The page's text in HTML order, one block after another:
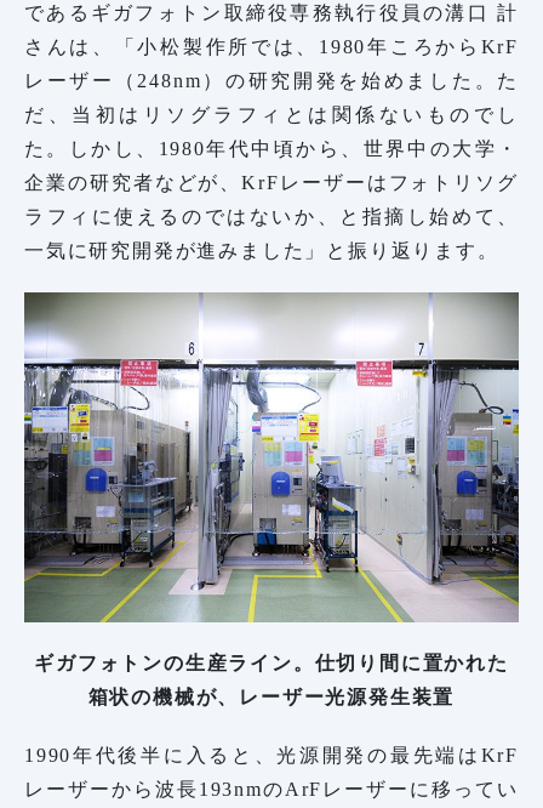
であるギガフォトン取締役専務執行役員の溝口 計
さんは、「小松製作所では、1980年ころからKrF
レーザー（248nm）の研究開発を始めました。た
だ、当初はリソグラフィとは関係ないものでし
た。しかし、1980年代中頃から、世界中の大学・
企業の研究者などが、KrFレーザーはフォトリソグ
ラフィに使えるのではないか、と指摘し始めて、
一気に研究開発が進みました」と振り返ります。
ギガフォトンの生産ライン。仕切り間に置かれた
箱状の機械が、レーザー光源発生装置
1990年代後半に入ると、光源開発の最先端はKrF
レーザーから波長193nmのArFレーザーに移ってい